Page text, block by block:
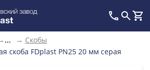
... → Скобы
скоба FDplast PN25 20 мм серая